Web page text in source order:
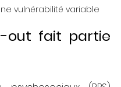
vulnérabilité variable
out fait partie